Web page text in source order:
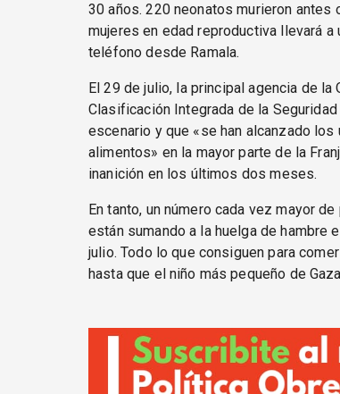
30 años. 220 neonatos murieron
mujeres en edad reproductiva llevará
teléfono desde Ramala.
El 29 de julio, la principal agencia de la
Clasificación Integrada de la
escenario y que «se han alcanzado
alimentos» en la mayor parte de la
inanición en los últimos dos meses.
En tanto, un número cada vez mayor
están sumando a la huelga de hambre
julio. Todo lo que consiguen para
hasta que el niño más pequeño de